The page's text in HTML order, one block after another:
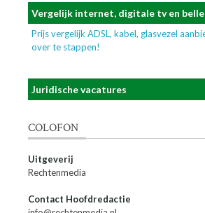
Vergelijk internet, digitale tv en
Prijs vergelijk ADSL, kabel, glasvezel
over te stappen!
Juridische vacatures
COLOFON
Uitgeverij
Rechtenmedia
Contact Hoofdredactie